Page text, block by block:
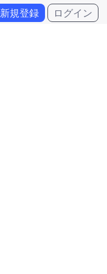
新規登録 ログイン